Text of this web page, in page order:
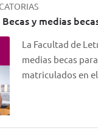
Becas y medias
La Facultad de
medias becas
matriculados en